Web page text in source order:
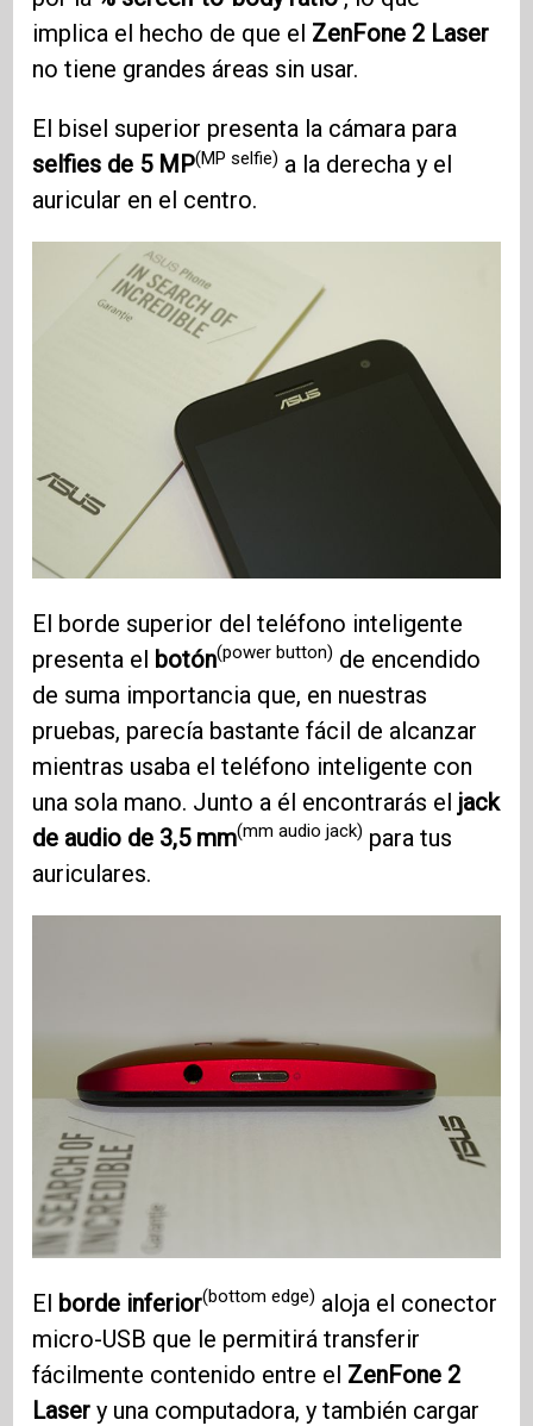
implica el hecho de que el ZenFone 2 Laser
no tiene grandes áreas sin usar.
El bisel superior presenta la cámara para
selfies de 5 MP(MP selfie) a la derecha y el
auricular en el centro.
El borde superior del teléfono inteligente
presenta el botón(power button) de encendido
de suma importancia que, en nuestras
pruebas, parecía bastante fácil de alcanzar
mientras usaba el teléfono inteligente con
una sola mano. Junto a él encontrarás el jack
de audio de 3,5 mm(mm audio jack) para tus
auriculares.
El borde inferior(bottom edge) aloja el conector
micro-USB que le permitirá transferir
fácilmente contenido entre el ZenFone 2
Laser y una computadora, y también cargar